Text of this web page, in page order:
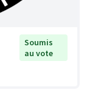
Soumis
au vote